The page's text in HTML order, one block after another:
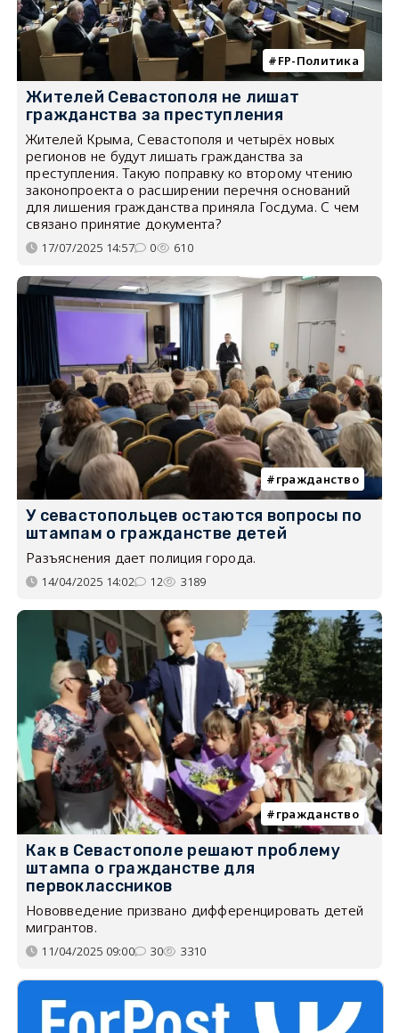
FP-Политика
Жителей Севастополя не лишат
гражданства за преступления
Жителей Крыма, Севастополя и четырёх новых
регионов не будут лишать гражданства за
преступления. Такую поправку ко второму чтению
законопроекта о расширении перечня оснований
для лишения гражданства приняла Госдума. С чем
связано принятие документа?
17/07/2025 14:57 0 610
гражданство
У севастопольцев остаются вопросы по
штампам о гражданстве детей
Разъяснения дает полиция города.
14/04/2025 14:02 12 3189
гражданство
Как в Севастополе решают проблему
штампа о гражданстве для
первоклассников
Нововведение призвано дифференцировать детей
мигрантов.
11/04/2025 09:00 30 3310